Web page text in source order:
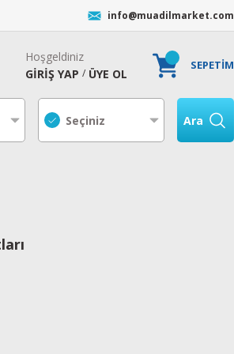
info@muadilmarket.com
Hoşgeldiniz
GİRİŞ YAP / ÜYE OL
SEPETİM
Ara